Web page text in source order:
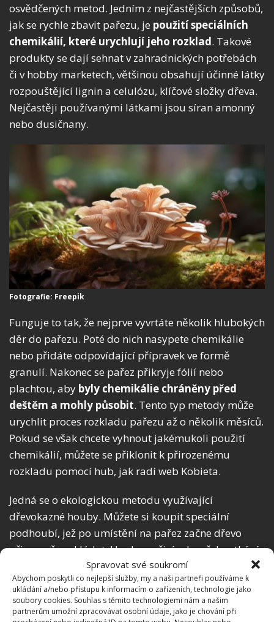
Spravovat své soukromí
Abychom poskytli co nejlepší služby, my a naši partneři používáme k
ukládání a/nebo přístupu k informacím o zařízeních, technologie jako
soubory cookies. Souhlas s těmito technologiemi nám a našim
partnerům umožní zpracovávat osobní údaje, jako je chování při
osvědčených metod. Jedním z nejčastějších způsobů,
jak se rychle zbavit pařezu, je použití speciálních
chemikálií, které urychlují jeho rozklad. Takové
produkty se dají sehnat v zahradnických potřebách
či v hobby marketech, většinou obsahují účinné látky
rozpouštějící lignin a celulózu, klíčové složky dřeva.
Nejčastěji používanými látkami jsou síran amonný
nebo dusičnany.
Fotografie: Freepik
Funguje to tak, že nejprve vyvrtáte několik hlubokých
děr do pařezu. Poté do nich nasypete chemikálie
nebo přidáte odpovídající přípravek ve formě
granulí. Nakonec se pařez přikryje fólií nebo
plachtou, aby byly chemikálie chráněny před
deštěm a mohly působit. Tento typ metody může
urychlit proces rozkladu pařezu až o několik měsíců.
Pokud se však chcete vyhnout jakémukoli použití
chemikálií, můžete se přiklonit k přirozenému
rozkladu pomocí hub, jak radí web Kobieta.
Jedná se o ekologickou metodu využívající
dřevokazné houby. Můžete si koupit speciální
podhoubí, jež po umístění na pařez začne dřevo
přirozeně rozkládat. Houby se živí odumřelou tkání
stromů, což urychluje proces hniloby.
I když tento
způsob může trvat déle, je zcela ekologickýa
nezatěžuje životní prostředí. V pařezu se provede
několik řezů, aby se mycelium dostalo do kontaktu